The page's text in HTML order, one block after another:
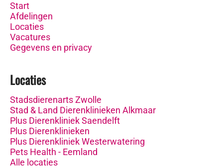
Start
Afdelingen
Locaties
Vacatures
Gegevens en privacy
Locaties
Stadsdierenarts Zwolle
Stad & Land Dierenklinieken Alkmaar
Plus Dierenkliniek Saendelft
Plus Dierenklinieken
Plus Dierenkliniek Westerwatering
Pets Health - Eemland
Alle locaties